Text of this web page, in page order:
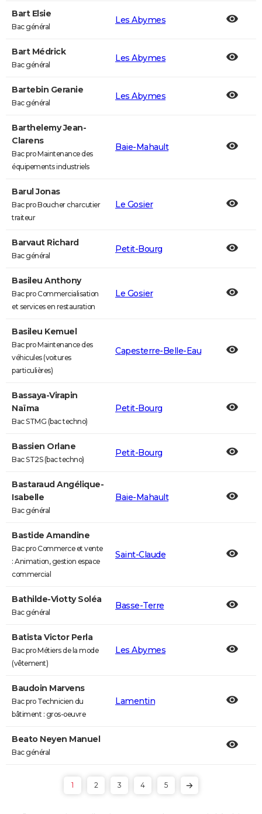
Bart Elsie
Bac général
Les Abymes
Bart Médrick
Bac général
Les Abymes
Bartebin Geranie
Bac général
Les Abymes
Barthelemy Jean-
Clarens
Bac pro Maintenance des
équipements industriels
Baie-Mahault
Barul Jonas
Bac pro Boucher charcutier
traiteur
Le Gosier
Barvaut Richard
Bac général
Petit-Bourg
Basileu Anthony
Bac pro Commercialisation
et services en restauration
Le Gosier
Basileu Kemuel
Bac pro Maintenance des
véhicules (voitures
particulières)
Capesterre-Belle-Eau
Bassaya-Virapin
Naïma
Bac STMG (bac techno)
Petit-Bourg
Bassien Orlane
Bac ST2S (bac techno)
Petit-Bourg
Bastaraud Angélique-
Isabelle
Bac général
Baie-Mahault
Bastide Amandine
Bac pro Commerce et vente
: Animation, gestion espace
commercial
Saint-Claude
Bathilde-Viotty Soléa
Bac général
Basse-Terre
Batista Victor Perla
Bac pro Métiers de la mode
(vêtement)
Les Abymes
Baudoin Marvens
Bac pro Technicien du
bâtiment : gros-oeuvre
Lamentin
Beato Neyen Manuel
Bac général
1 2 3 4 5